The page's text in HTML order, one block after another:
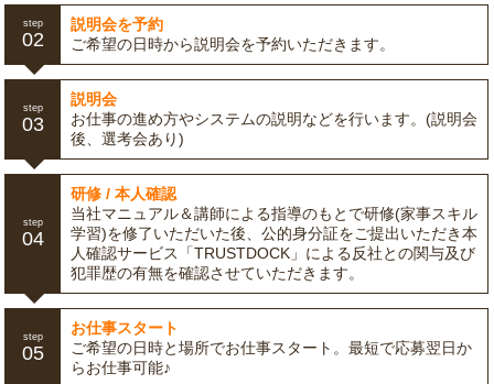
step
02
説明会を予約
ご希望の日時から説明会を予約いただきます。
step
03
説明会
お仕事の進め方やシステムの説明などを行います。(説明会
後、選考会あり)
step
04
研修 / 本人確認
当社マニュアル＆講師による指導のもとで研修(家事スキル
学習)を修了いただいた後、公的身分証をご提出いただき本
人確認サービス「TRUSTDOCK」による反社との関与及び
犯罪歴の有無を確認させていただきます。
step
05
お仕事スタート
ご希望の日時と場所でお仕事スタート。最短で応募翌日か
らお仕事可能♪